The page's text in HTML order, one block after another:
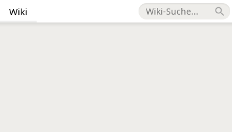
Wiki search